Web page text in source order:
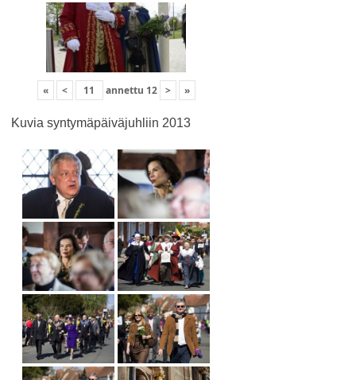
« < annettu 12 > »
Kuvia syntymäpäiväjuhliin 2013